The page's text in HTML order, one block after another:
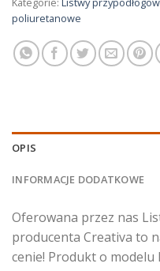
poliuretanowe
OPIS
INFORMACJE DODATKOWE
Oferowana przez nas
producenta Creativa to
cenie! Produkt o modelu